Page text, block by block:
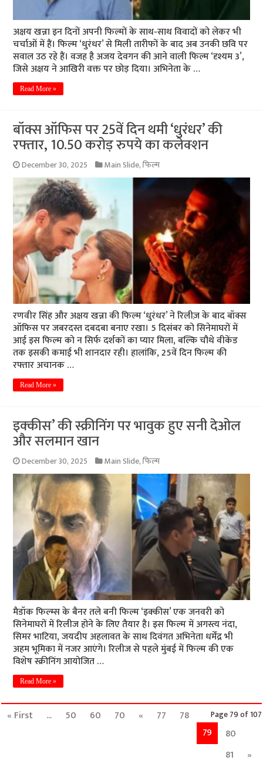
अक्षय खन्ना इन दिनों अपनी फिल्मों के साथ-साथ विवादों को लेकर भी
चर्चाओं में हैं। फिल्म ‘धुरंधर’ से मिली तारीफों के बाद अब उनकी छवि पर
सवाल उठ रहे हैं। वजह है अजय देवगन की आने वाली फिल्म ‘दृश्यम 3’,
जिसे अक्षय ने आखिरी वक्त पर छोड़ दिया। अभिनेता के …
Read More »
बॉक्स ऑफिस पर 25वें दिन थमी ‘धुरंधर’ की
रफ्तार, 10.50 करोड़ रुपये का कलेक्शन
December 30, 2025 Main Slide,फिल्म
रणवीर सिंह और अक्षय खन्ना की फिल्म ‘धुरंधर’ ने रिलीज़ के बाद बॉक्स
ऑफिस पर जबरदस्त दबदबा बनाए रखा। 5 दिसंबर को सिनेमाघरों में
आई इस फिल्म को न सिर्फ दर्शकों का प्यार मिला, बल्कि चौथे वीकेंड
तक इसकी कमाई भी शानदार रही। हालांकि, 25वें दिन फिल्म की
रफ्तार अचानक …
Read More »
इक्कीस’ की स्क्रीनिंग पर भावुक हुए सनी देओल
और सलमान खान
December 30, 2025 Main Slide,फिल्म
मैडॉक फिल्म्स के बैनर तले बनी फिल्म ‘इक्कीस’ एक जनवरी को
सिनेमाघरों में रिलीज होने के लिए तैयार है। इस फिल्म में अगस्त्य नंदा,
सिमर भाटिया, जयदीप अहलावत के साथ दिवंगत अभिनेता धर्मेंद्र भी
अहम भूमिका में नजर आएंगे। रिलीज से पहले मुंबई में फिल्म की एक
विशेष स्क्रीनिंग आयोजित …
Read More »
Page 79 of 107
« First ... 50 60 70 « 77
78
79
80
81
»